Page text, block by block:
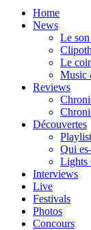
Home
News
Le
Le
Music
Reviews
Découvertes
Qui
Lights
Interviews
Live
Festivals
Photos
Concours